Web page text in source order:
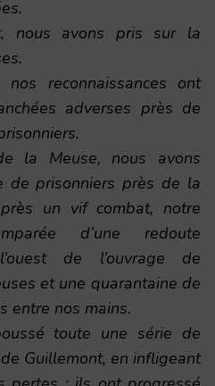
nous avons pris sur la
reconnaissances ont
adverses près de
la Meuse, nous avons
de prisonniers près de la
un vif combat, notre
d’une redoute
de l’ouvrage de
et une quarantaine de
entre nos mains.
toute une série de
Guillemont, en infligeant